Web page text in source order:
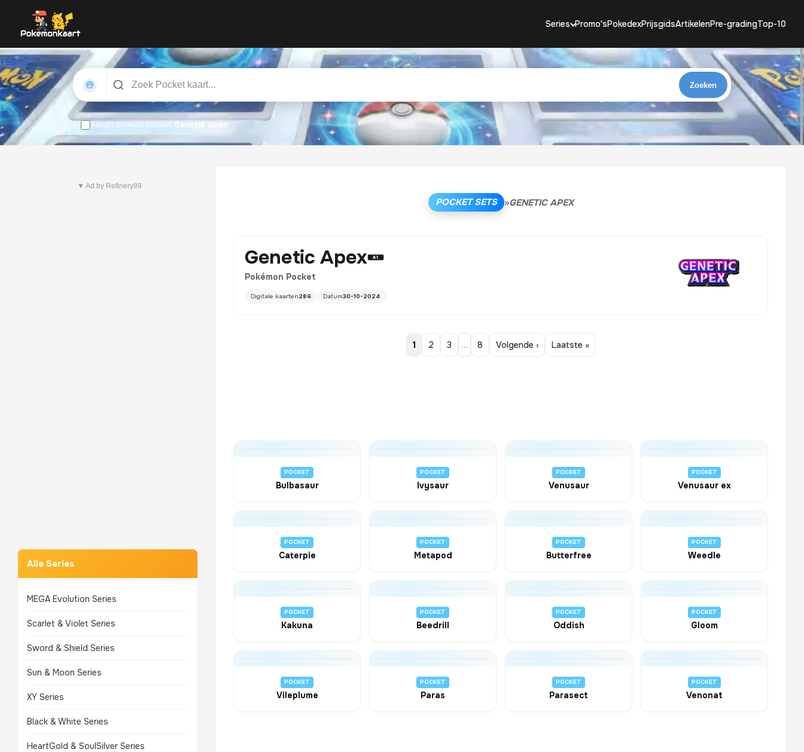
Series Promo'sPokedexPrijsgidsArtikelenPre-gradingTop-10
Zoeken
Alleen zoeken binnen Genetic Apex
Pitch Black
▼ Ad by Refinery89
Alle Series
MEGA Evolution Series
Scarlet & Violet Series
Sword & Shield Series
Sun & Moon Series
XY Series
Black & White Series
HeartGold & SoulSilver Series
POCKET SETS »GENETIC APEX
Genetic Apex
Pokémon Pocket
Digitale kaarten286 Datum30-10-2024
1 2 3 … 8 Volgende › Laatste »
POCKET
Bulbasaur
POCKET
Ivysaur
POCKET
Venusaur
POCKET
Venusaur ex
POCKET
Caterpie
POCKET
Metapod
POCKET
Butterfree
POCKET
Weedle
POCKET
Kakuna
POCKET
Beedrill
POCKET
Oddish
POCKET
Gloom
POCKET
Vileplume
POCKET
Paras
POCKET
Parasect
POCKET
Venonat